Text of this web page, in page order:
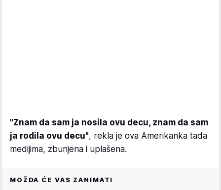
"Znam da sam ja nosila ovu decu, znam da sam
ja rodila ovu decu", rekla je ova Amerikanka tada
medijima, zbunjena i uplašena.
MOŽDA ĆE VAS ZANIMATI